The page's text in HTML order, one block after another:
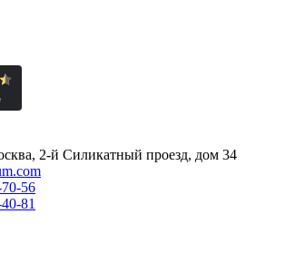
2-й Силикатный проезд, дом 34
56
81